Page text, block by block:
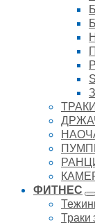
ФИТНЕС
Траки